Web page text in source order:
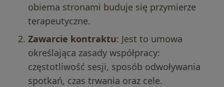
obiema stronami buduje się przymierze
terapeutyczne.
Zawarcie kontraktu: Jest to umowa
określająca zasady współpracy:
częstotliwość sesji, sposób odwoływania
spotkań, czas trwania oraz cele.